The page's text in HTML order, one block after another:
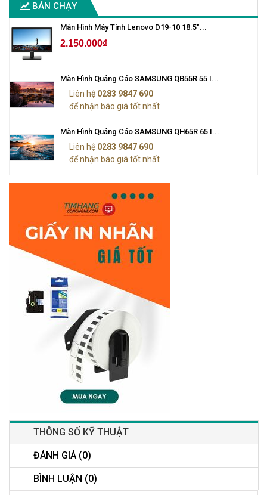
BÁN CHẠY
Màn Hình Máy Tính Lenovo D19-10 18.5"...
2.150.000₫
Màn Hình Quảng Cáo SAMSUNG QB55R 55 I...
Liên hệ 0283 9847 690
để nhận báo giá tốt nhất
Màn Hình Quảng Cáo SAMSUNG QH65R 65 I...
Liên hệ 0283 9847 690
để nhận báo giá tốt nhất
THÔNG SỐ KỸ THUẬT
ĐÁNH GIÁ (0)
BÌNH LUẬN (0)